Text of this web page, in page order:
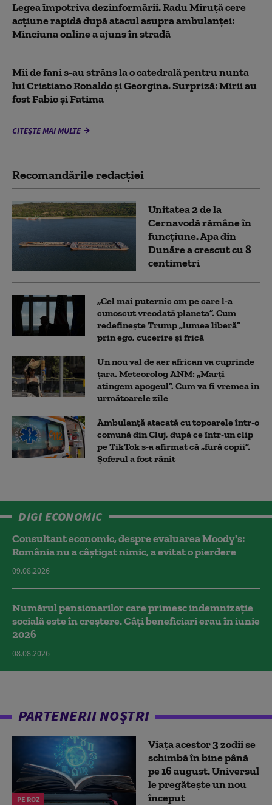
Legea împotriva dezinformării. Radu Miruță cere
acțiune rapidă după atacul asupra ambulanței:
Minciuna online a ajuns în stradă
Mii de fani s-au strâns la o catedrală pentru nunta
lui Cristiano Ronaldo şi Georgina. Surpriză: Mirii au
fost Fabio şi Fatima
CITEȘTE MAI MULTE
Recomandările redacţiei
Unitatea 2 de la
Cernavodă rămâne în
funcțiune. Apa din
Dunăre a crescut cu 8
centimetri
„Cel mai puternic om pe care l-a
cunoscut vreodată planeta”. Cum
redefinește Trump „lumea liberă”
prin ego, cucerire și frică
Un nou val de aer african va cuprinde
țara. Meteorolog ANM: „Marți
atingem apogeul”. Cum va fi vremea în
următoarele zile
Ambulanţă atacată cu topoarele într-o
comună din Cluj, după ce într-un clip
pe TikTok s-a afirmat că „fură copii”.
Șoferul a fost rănit
DIGI ECONOMIC
Consultant economic, despre evaluarea Moody's:
România nu a câştigat nimic, a evitat o pierdere
09.08.2026
Numărul pensionarilor care primesc indemnizaţie
socială este în creștere. Câți beneficiari erau în iunie
2026
08.08.2026
PARTENERII NOȘTRI
PE ROZ
Viața acestor 3 zodii se
schimbă în bine până
pe 16 august. Universul
le pregătește un nou
început